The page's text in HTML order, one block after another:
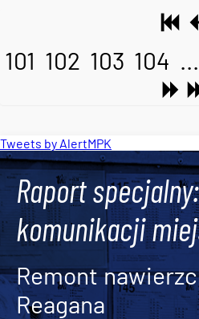
101 102 103 104 ...
Tweets by AlertMPK
Raport
komunikacji
Remont
Reagana